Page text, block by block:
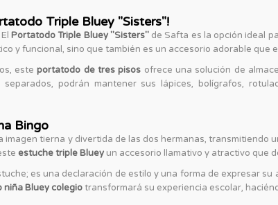
Triple Bluey "Sisters"!
ElPortatodo Triple Bluey "Sisters"de Safta es la opción ideal
y funcional, sino que también es un accesorio adorable que
esteportatodo de tres pisos ofrece una solución de
podrán mantener sus lápices, bolígrafos,
Bingo
imagen tierna y divertida de las dos hermanas, transmitiendo
estuche triple Bluey un accesorio llamativo y atractivo que
es una declaración de estilo y una forma de expresar su
niña Bluey colegio transformará su experiencia escolar,